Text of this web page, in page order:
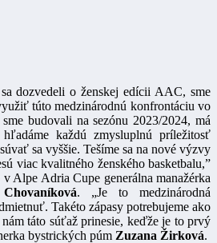
dozvedeli o ženskej edícii AAC, sme
túto medzinárodnú konfrontáciu vo
budovali na sezónu 2023/2024, má
každú zmysluplnú príležitosť
sa vyššie. Tešíme sa na nové výzvy
viac kvalitného ženského basketbalu,”
Alpe Adria Cupe generálna manažérka
. „Je to medzinárodná
Takéto zápasy potrebujeme ako
táto súťaž prinesie, keďže je to prvý
bystrických púm Zuzana Žirková.